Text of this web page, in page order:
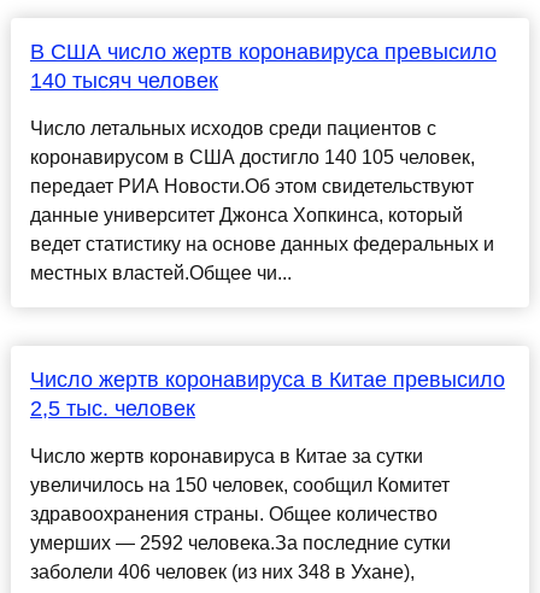
В США число жертв коронавируса превысило
140 тысяч человек
Число летальных исходов среди пациентов с
коронавирусом в США достигло 140 105 человек,
передает РИА Новости.Об этом свидетельствуют
данные университет Джонса Хопкинса, который
ведет статистику на основе данных федеральных и
местных властей.Общее чи...
Число жертв коронавируса в Китае превысило
2,5 тыс. человек
Число жертв коронавируса в Китае за сутки
увеличилось на 150 человек, сообщил Комитет
здравоохранения страны. Общее количество
умерших — 2592 человека.За последние сутки
заболели 406 человек (из них 348 в Ухане),